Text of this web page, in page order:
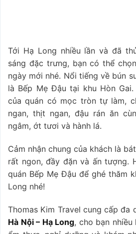
Tới Hạ Long nhiều lần và đã
sáng đặc trưng, bạn có thể
ngày mới nhé. Nổi tiếng về bún
là Bếp Mẹ Đậu tại khu Hòn
của quán có mọc tròn tự làm,
ngan, thịt ngan, đậu rán ăn
ngâm, ớt tươi và hành lá.
Cảm nhận chung của khách là
rất ngon, đầy đặn và ấn tượng.
quán Bếp Mẹ Đậu để ghé thăm
Long nhé!
Thomas Kim Travel cung cấp đa
Hà Nội – Hạ Long, cho bạn